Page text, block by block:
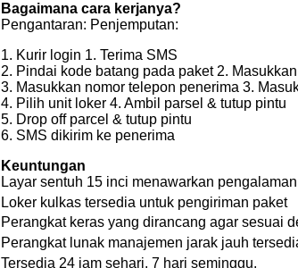
Bagaimana cara kerjanya?
Pengantaran: Penjemputan:
1. Kurir login 1. Terima SMS
2. Pindai kode batang pada paket 2.
3. Masukkan nomor telepon penerima 3.
4. Pilih unit loker 4. Ambil parsel & tutup pintu
5. Drop off parcel & tutup pintu
6. SMS dikirim ke penerima
Keuntungan
Layar sentuh 15 inci menawarkan
Loker kulkas tersedia untuk pengiriman paket
Perangkat keras yang dirancang agar sesuai
Perangkat lunak manajemen jarak jauh
Tersedia 24 jam sehari, 7 hari seminggu.